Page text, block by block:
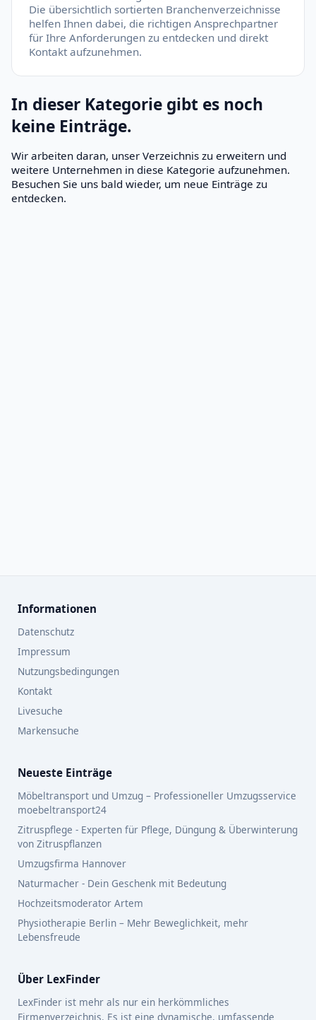
Die übersichtlich sortierten Branchenverzeichnisse
helfen Ihnen dabei, die richtigen Ansprechpartner
für Ihre Anforderungen zu entdecken und direkt
Kontakt aufzunehmen.
In dieser Kategorie gibt es noch
keine Einträge.
Wir arbeiten daran, unser Verzeichnis zu erweitern und
weitere Unternehmen in diese Kategorie aufzunehmen.
Besuchen Sie uns bald wieder, um neue Einträge zu
entdecken.
Informationen
Datenschutz
Impressum
Nutzungsbedingungen
Kontakt
Livesuche
Markensuche
Neueste Einträge
Möbeltransport und Umzug – Professioneller Umzugsservice
moebeltransport24
Zitruspflege - Experten für Pflege, Düngung & Überwinterung
von Zitruspflanzen
Umzugsfirma Hannover
Naturmacher - Dein Geschenk mit Bedeutung
Hochzeitsmoderator Artem
Physiotherapie Berlin – Mehr Beweglichkeit, mehr
Lebensfreude
Über LexFinder
LexFinder ist mehr als nur ein herkömmliches
Firmenverzeichnis. Es ist eine dynamische, umfassende